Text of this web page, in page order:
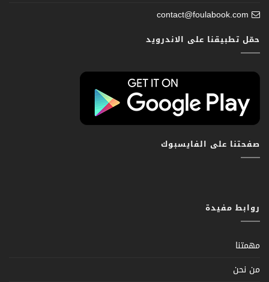
contact@foulabook.com
حمّل تطبيقنا على الاندرويد
صفحتنا على الفايسبوك
روابط مفيدة
مهمتنا
من نحن